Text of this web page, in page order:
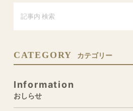
CATEGORY カテゴリー
Information
おしらせ